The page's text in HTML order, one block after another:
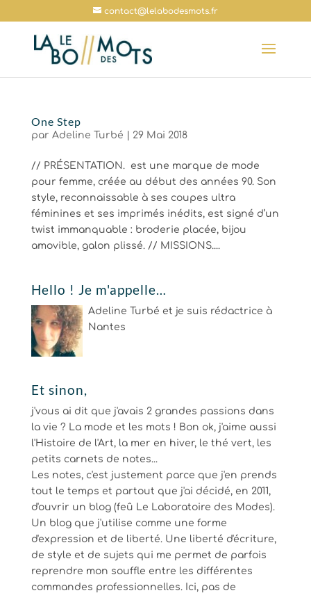
contact@lelabodesmots.fr
One Step
par Adeline Turbé 29 Mai 2018
// PRÉSENTATION. est une marque de mode
pour femme, créée au début des années 90. Son
style, reconnaissable à ses coupes ultra
féminines et ses imprimés inédits, est signé d’un
twist immanquable : broderie placée, bijou
amovible, galon plissé. // MISSIONS....
Hello ! Je m'appelle…
Adeline Turbé et je suis rédactrice à
Nantes
Et sinon,
j'vous ai dit que j'avais 2 grandes passions dans
la vie ? La mode et les mots ! Bon ok, j'aime aussi
l'Histoire de l'Art, la mer en hiver, le thé vert, les
petits carnets de notes...
Les notes, c'est justement parce que j'en prends
tout le temps et partout que j'ai décidé, en 2011,
d'ouvrir un blog (feû Le Laboratoire des Modes).
Un blog que j'utilise comme une forme
d'expression et de liberté. Une liberté d'écriture,
de style et de sujets qui me permet de parfois
reprendre mon souffle entre les différentes
commandes professionnelles. Ici, pas de